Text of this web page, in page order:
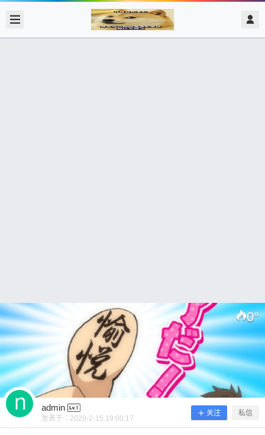
0°
admin
发表于： 2020-2-15 19:00:17
关注 私信
admin @ 梗圖大全 MEME NOW 2020/2/15
扫描二维码继续阅读